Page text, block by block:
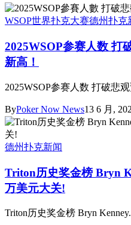
WSOP世界扑克大赛德州扑克
2025WSOP参赛人数 打
新高！
2025WSOP参赛人数 打破悲
ByPoker Now News13 6 月,
德州扑克新闻
Triton历史奖金榜 Bryn
万美元大关!
Triton历史奖金榜 Bryn